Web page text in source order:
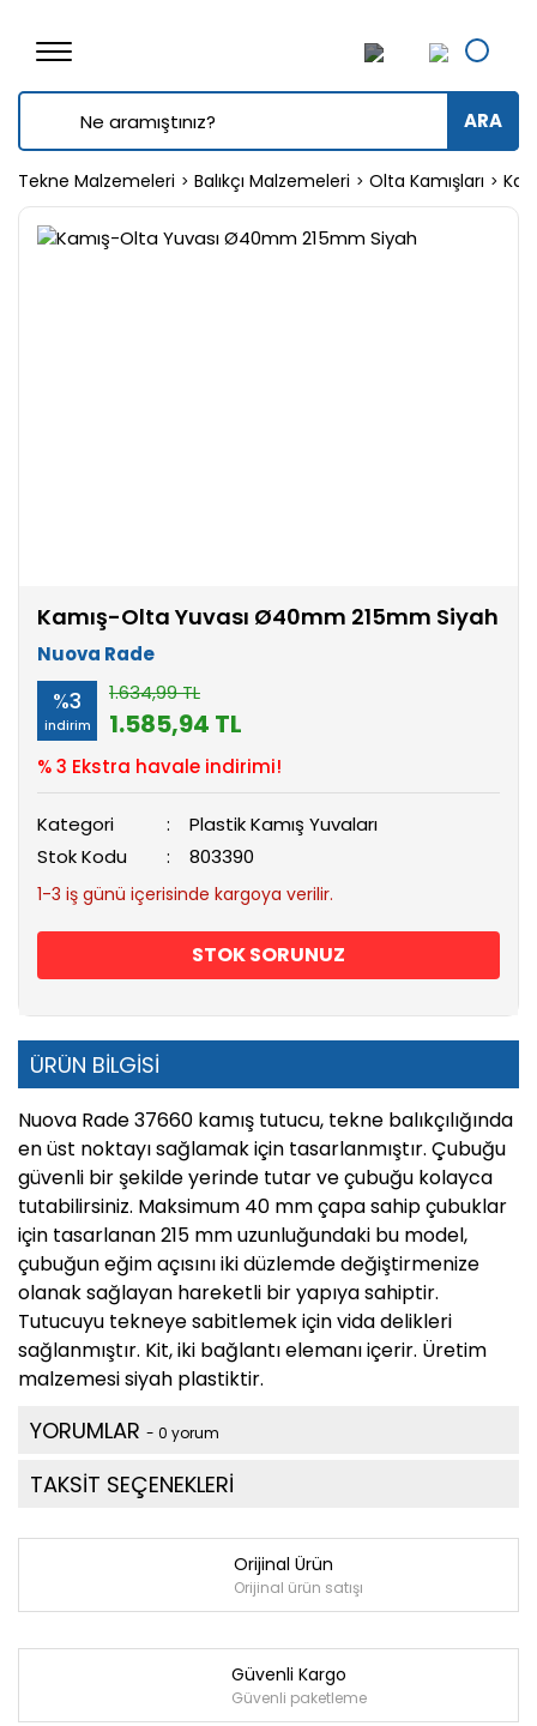
ARA
Tekne Malzemeleri Balıkçı Malzemeleri Olta Kamışları
Kamış-Olta Yuvası Ø40mm 215mm Siyah
Nuova Rade
%3
indirim
1.634,99 TL
1.585,94 TL
% 3 Ekstra havale indirimi!
Kategori
Plastik Kamış Yuvaları
Stok Kodu
803390
1-3 iş günü içerisinde kargoya verilir.
STOK SORUNUZ
ÜRÜN BİLGİSİ
Nuova Rade 37660 kamış tutucu, tekne balıkçılığında
en üst noktayı sağlamak için tasarlanmıştır. Çubuğu
güvenli bir şekilde yerinde tutar ve çubuğu kolayca
tutabilirsiniz. Maksimum 40 mm çapa sahip çubuklar
için tasarlanan 215 mm uzunluğundaki bu model,
çubuğun eğim açısını iki düzlemde değiştirmenize
olanak sağlayan hareketli bir yapıya sahiptir.
Tutucuyu tekneye sabitlemek için vida delikleri
sağlanmıştır. Kit, iki bağlantı elemanı içerir. Üretim
malzemesi siyah plastiktir.
YORUMLAR - 0 yorum
TAKSİT SEÇENEKLERİ
Orijinal Ürün
Orijinal ürün satışı
Güvenli Kargo
Güvenli paketleme